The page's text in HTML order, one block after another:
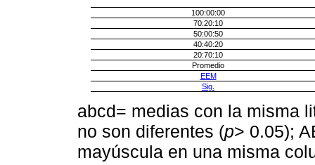
100:00:00
70:20:10
50:00:50
40:40:20
20:70:10
Promedio
EEM
Sig.
abcd= medias con la misma
no son diferentes (p> 0.05);
mayúscula en una misma